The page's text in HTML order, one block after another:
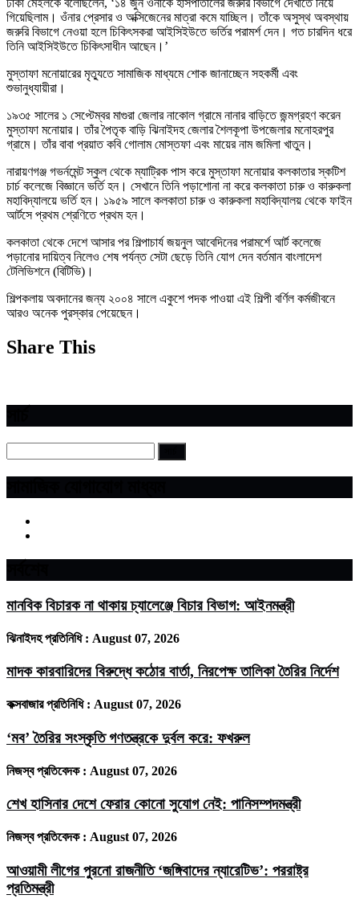
ঢাকা মেইলকে বলেছিলেন, ‘১৪ জুন ওঁনাকে হাসপাতালের জরুরি বিভাগে দেখাতে নিয়ে
গিয়েছিলাম। ওঁনার প্রেসার ও অক্সিজেনের মাত্রা কমে যাচ্ছিল। তাঁকে অসুস্থ অবস্থায়
জরুরি বিভাগে নেওয়া হলে চিকিৎসকরা আইসিইউতে ভর্তির পরামর্শ দেন। গত চারদিন ধরে
তিনি আইসিইউতে চিকিৎসাধীন আছেন।’
মুস্তাফা মনোয়ারের মৃত্যুতে সামাজিক মাধ্যমে শোক জানাচ্ছেন সহকর্মী এবং
শুভানুধ্যায়ীরা।
১৯৩৫ সালের ১ সেপ্টেম্বর মাগুরা জেলার নাকোল গ্রামে নানার বাড়িতে জন্মগ্রহণ করেন
মুস্তাফা মনোয়ার। তাঁর পৈতৃক বাড়ি ঝিনাইদহ জেলার শৈলকূপা উপজেলার মনোহরপুর
গ্রামে। তাঁর বাবা প্রয়াত কবি গোলাম মোস্তফা এবং মায়ের নাম জমিলা খাতুন।
নারায়ণগঞ্জ গভর্নমেন্ট স্কুল থেকে ম্যাট্রিক পাস করে মুস্তাফা মনোয়ার কলকাতার স্কটিশ
চার্চ কলেজে বিজ্ঞানে ভর্তি হন। সেখানে তিনি পড়াশোনা না করে কলকাতা চারু ও কারুকলা
মহাবিদ্যালয়ে ভর্তি হন। ১৯৫৯ সালে কলকাতা চারু ও কারুকলা মহাবিদ্যালয় থেকে ফাইন
আর্টসে প্রথম শ্রেণিতে প্রথম হন।
কলকাতা থেকে দেশে আসার পর শিল্পাচার্য জয়নুল আবেদিনের পরামর্শে আর্ট কলেজে
পড়ানোর দায়িত্ব নিলেও শেষ পর্যন্ত সেটা ছেড়ে তিনি যোগ দেন বর্তমান বাংলাদেশ
টেলিভিশনে (বিটিভি)।
শিল্পকলায় অবদানের জন্য ২০০৪ সালে একুশে পদক পাওয়া এই শিল্পী বর্ণিল কর্মজীবনে
আরও অনেক পুরস্কার পেয়েছেন।
Share This
মানবিক বিচারক না থাকায় চ্যালেঞ্জে বিচার বিভাগ: আইনমন্ত্রী
ঝিনাইদহ প্রতিনিধি : August 07, 2026
মাদক কারবারিদের বিরুদ্ধে কঠোর বার্তা, নিরপেক্ষ তালিকা তৈরির নির্দেশ
কক্সবাজার প্রতিনিধি : August 07, 2026
‘মব’ তৈরির সংস্কৃতি গণতন্ত্রকে দুর্বল করে: ফখরুল
নিজস্ব প্রতিবেদক : August 07, 2026
শেখ হাসিনার দেশে ফেরার কোনো সুযোগ নেই: পানিসম্পদমন্ত্রী
নিজস্ব প্রতিবেদক : August 07, 2026
আওয়ামী লীগের পুরনো রাজনীতি ‘জঙ্গিবাদের ন্যারেটিভ’: পররাষ্ট্র
প্রতিমন্ত্রী